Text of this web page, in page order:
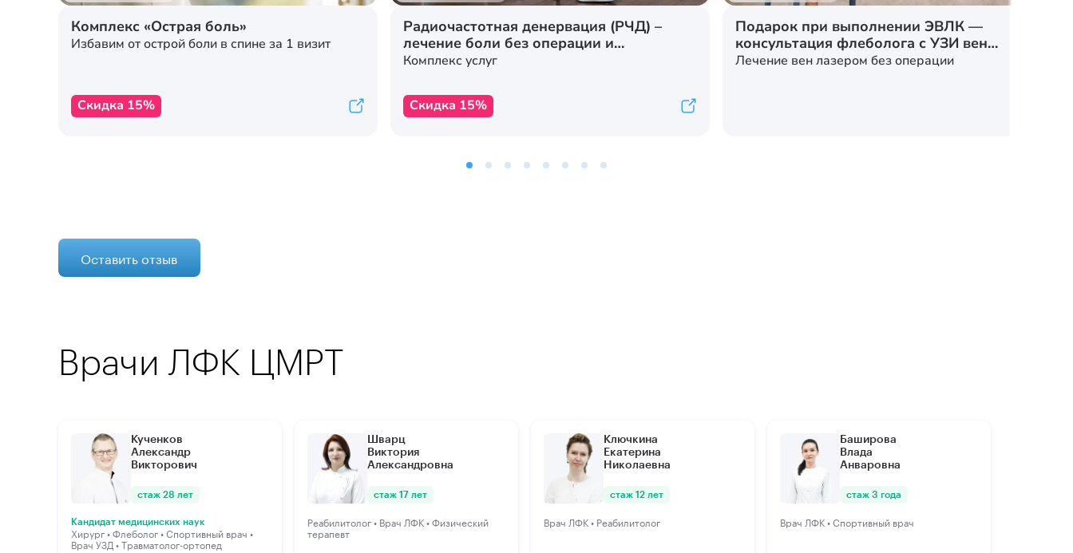
Комплекс «Острая боль»
Избавим от острой боли в спине за 1 визит
Скидка 15%
Радиочастотная денервация (РЧД) –
лечение боли без операции и
стационара
Комплекс услуг
Скидка 15%
Подарок при выполнении ЭВЛК —
консультация флеболога с УЗИ вен
нижних конечностей
Лечение вен лазером без операции
Оставить отзыв
Врачи ЛФК ЦМРТ
Кученков
Александр
Викторович
стаж 28 лет
Кандидат медицинских наук
Хирург • Флеболог • Спортивный врач •
Врач УЗД • Травматолог-ортопед
Шварц
Виктория
Александровна
стаж 17 лет
Реабилитолог • Врач ЛФК • Физический
терапевт
Ключкина
Екатерина
Николаевна
стаж 12 лет
Врач ЛФК • Реабилитолог
Баширова
Влада
Анваровна
стаж 3 года
Врач ЛФК • Спортивный врач